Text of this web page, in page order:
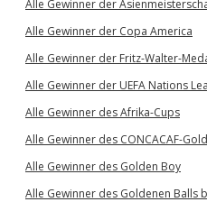
Alle Gewinner der
Alle Gewinner der Copa America
Alle Gewinner der Fritz-Walter-
Alle Gewinner der UEFA Nations
Alle Gewinner des Afrika-Cups
Alle Gewinner des CONCACAF-
Alle Gewinner des Golden Boy
Alle Gewinner des Goldenen Balls